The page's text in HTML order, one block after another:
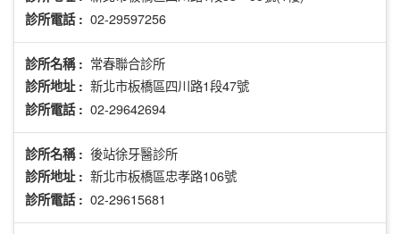
診所電話 : 02-29597256
診所名稱 : 常春聯合診所
診所地址 : 新北市板橋區四川路1段47號
診所電話 : 02-29642694
診所名稱 : 後站徐牙醫診所
診所地址 : 新北市板橋區忠孝路106號
診所電話 : 02-29615681